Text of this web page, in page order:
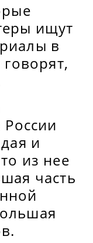
ищут
в
и
из нее
часть